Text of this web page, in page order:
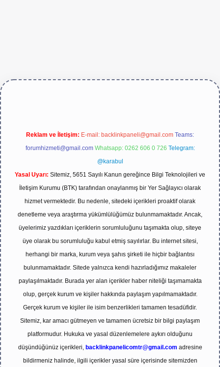
Reklam ve İletişim: E-mail: backlinkpaneli@gmail.com Teams:
forumhizmeti@gmail.com Whatsapp: 0262 606 0 726 Telegram:
@karabul
Yasal Uyarı: Sitemiz, 5651 Sayılı Kanun gereğince Bilgi Teknolojileri ve
İletişim Kurumu (BTK) tarafından onaylanmış bir Yer Sağlayıcı olarak
hizmet vermektedir. Bu nedenle, sitedeki içerikleri proaktif olarak
denetleme veya araştırma yükümlülüğümüz bulunmamaktadır. Ancak,
üyelerimiz yazdıkları içeriklerin sorumluluğunu taşımakta olup, siteye
üye olarak bu sorumluluğu kabul etmiş sayılırlar. Bu internet sitesi,
herhangi bir marka, kurum veya şahıs şirketi ile hiçbir bağlantısı
bulunmamaktadır. Sitede yalnızca kendi hazırladığımız makaleler
paylaşılmaktadır. Burada yer alan içerikler haber niteliği taşımamakta
olup, gerçek kurum ve kişiler hakkında paylaşım yapılmamaktadır.
Gerçek kurum ve kişiler ile isim benzerlikleri tamamen tesadüfidir.
Sitemiz, kar amacı gütmeyen ve tamamen ücretsiz bir bilgi paylaşım
platformudur. Hukuka ve yasal düzenlemelere aykırı olduğunu
düşündüğünüz içerikleri, backlinkpanelicomtr@gmail.com adresine
bildirmeniz halinde, ilgili içerikler yasal süre içerisinde sitemizden